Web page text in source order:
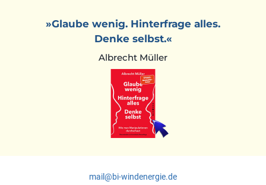
»Glaube wenig. Hinterfrage alles.
Denke selbst.«
Albrecht Müller
mail@bi-windenergie.de